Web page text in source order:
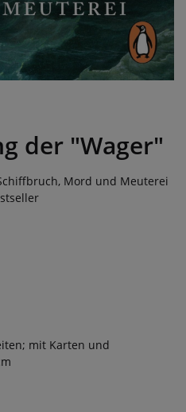
der "Wager"
Mord und Meuterei
mit Karten und